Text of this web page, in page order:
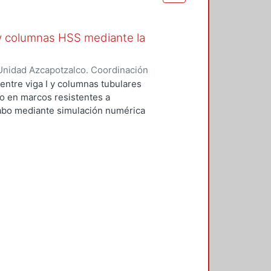
HSS mediante la
Azcapotzalco. Coordinación
José Israel
viga I y columnas tubulares
en marcos resistentes a
mediante simulación numérica